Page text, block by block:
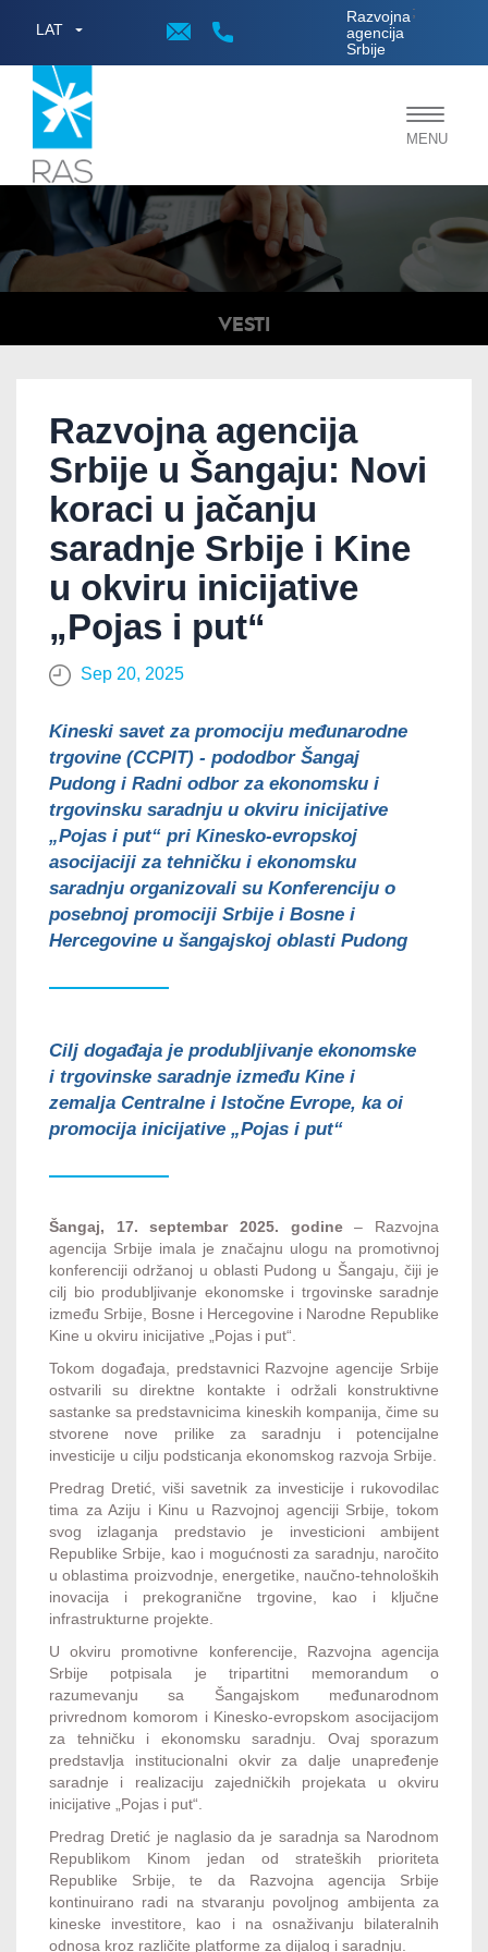
LAT
Razvojna
agencija
Srbije
;
Toggle
MENU
VESTI
Razvojna agencija
Srbije u Šangaju: Novi
koraci u jačanju
saradnje Srbije i Kine
u okviru inicijative
„Pojas i put“
Sep 20, 2025
Kineski savet za promociju međunarodne
trgovine (CCPIT) - pododbor Šangaj
Pudong i Radni odbor za ekonomsku i
trgovinsku saradnju u okviru inicijative
„Pojas i put“ pri Kinesko-evropskoj
asocijaciji za tehničku i ekonomsku
saradnju organizovali su Konferenciju o
posebnoj promociji Srbije i Bosne i
Hercegovine u šangajskoj oblasti Pudong
Cilj događaja je produbljivanje ekonomske
i trgovinske saradnje između Kine i
zemalja Centralne i Istočne Evrope, ka oi
promocija inicijative „Pojas i put“
Šangaj, 17. septembar 2025. godine– Razvojna
agencija Srbije imala je značajnu ulogu na promotivnoj
konferenciji održanoj u oblasti Pudong u Šangaju, čiji je
cilj bio produbljivanje ekonomske i trgovinske saradnje
između Srbije, Bosne i Hercegovine i Narodne Republike
Kine u okviru inicijative „Pojas i put“.
Tokom događaja, predstavnici Razvojne agencije Srbije
ostvarili su direktne kontakte i održali konstruktivne
sastanke sa predstavnicima kineskih kompanija, čime su
stvorene nove prilike za saradnju i potencijalne
investicije u cilju podsticanja ekonomskog razvoja Srbije.
Predrag Dretić, viši savetnik za investicije i rukovodilac
tima za Aziju i Kinu u Razvojnoj agenciji Srbije, tokom
svog izlaganja predstavio je investicioni ambijent
Republike Srbije, kao i mogućnosti za saradnju, naročito
u oblastima proizvodnje, energetike, naučno-tehnoloških
inovacija i prekogranične trgovine, kao i ključne
infrastrukturne projekte.
U okviru promotivne konferencije, Razvojna agencija
Srbije potpisala je tripartitni memorandum o
razumevanju sa Šangajskom međunarodnom
privrednom komorom i Kinesko-evropskom asocijacijom
za tehničku i ekonomsku saradnju. Ovaj sporazum
predstavlja institucionalni okvir za dalje unapređenje
saradnje i realizaciju zajedničkih projekata u okviru
inicijative „Pojas i put“.
Predrag Dretić je naglasio da je saradnja sa Narodnom
Republikom Kinom jedan od strateških prioriteta
Republike Srbije, te da Razvojna agencija Srbije
kontinuirano radi na stvaranju povoljnog ambijenta za
kineske investitore, kao i na osnaživanju bilateralnih
odnosa kroz različite platforme za dijalog i saradnju.